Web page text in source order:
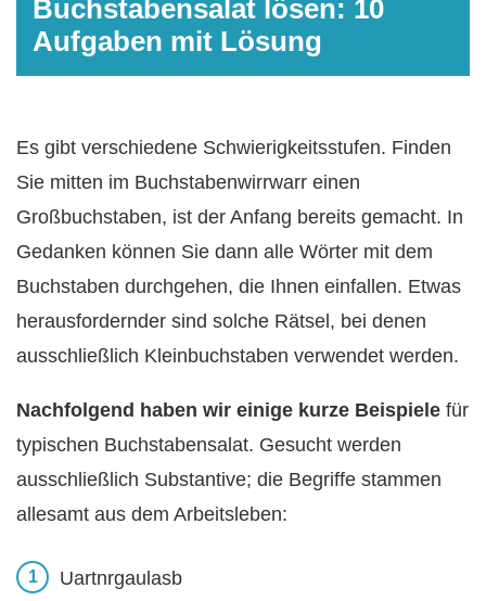
Buchstabensalat lösen: 10
Aufgaben mit Lösung
Es gibt verschiedene Schwierigkeitsstufen. Finden
Sie mitten im Buchstabenwirrwarr einen
Großbuchstaben, ist der Anfang bereits gemacht. In
Gedanken können Sie dann alle Wörter mit dem
Buchstaben durchgehen, die Ihnen einfallen. Etwas
herausfordernder sind solche Rätsel, bei denen
ausschließlich Kleinbuchstaben verwendet werden.
Nachfolgend haben wir einige kurze Beispiele für
typischen Buchstabensalat. Gesucht werden
ausschließlich Substantive; die Begriffe stammen
allesamt aus dem Arbeitsleben:
Uartnrgaulasb